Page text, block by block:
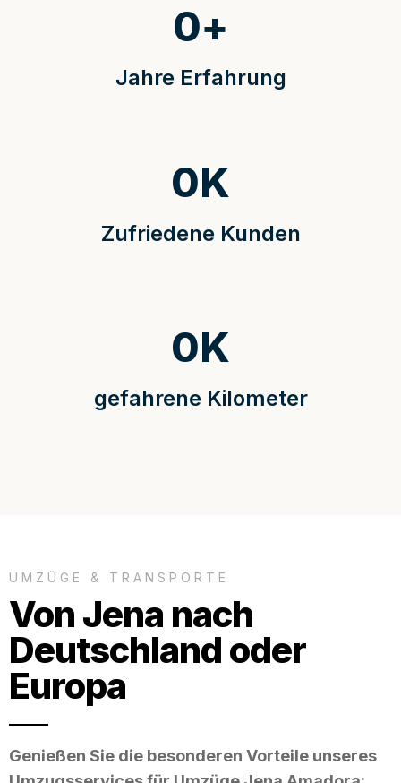
Jahre Erfahrung
0+
Zufriedene Kunden
0K
gefahrene Kilometer
0K
UMZÜGE & TRANSPORTE
Von Jena nach
Deutschland oder
Europa
Genießen Sie die besonderen Vorteile unseres